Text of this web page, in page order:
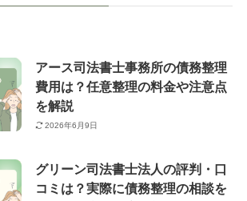
アース司法書士事務所の債務整理
費用は？任意整理の料金や注意点
を解説
2026年6月9日
グリーン司法書士法人の評判・口
コミは？実際に債務整理の相談を